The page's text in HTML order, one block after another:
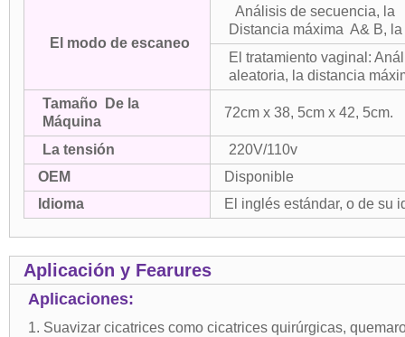
El modo de escaneo
Análisis de secuencia,
Distancia máxima A& B,
El tratamiento vaginal:
aleatoria, la distancia
Tamaño De la
Máquina
72cm x 38, 5cm x 42, 5cm.
La tensión
220V/110v
OEM
Disponible
Idioma
El inglés estándar, o de su
Aplicación y Fearures
Aplicaciones:
1. Suavizar cicatrices como cicatrices quirúrgicas,